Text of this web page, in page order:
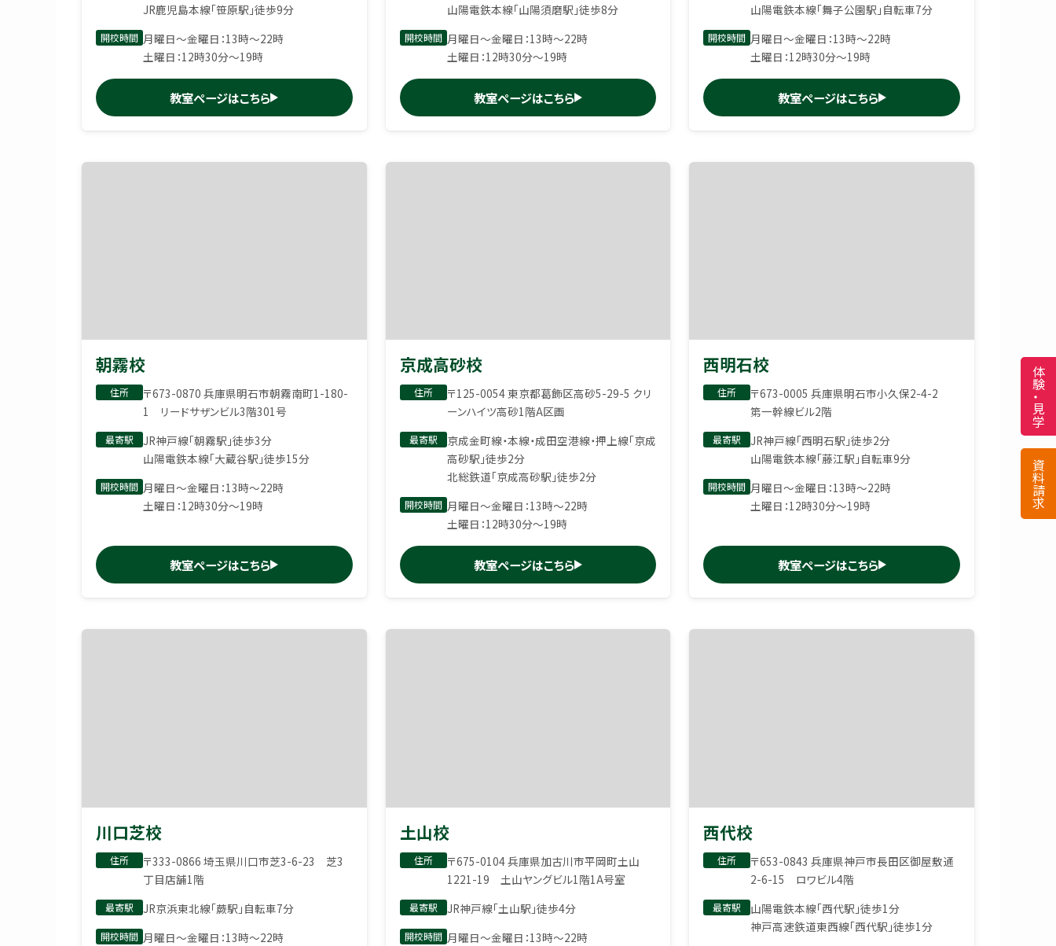
JR鹿児島本線「笹原駅」徒歩9分
開校時間 月曜日〜金曜日：13時〜22時
土曜日：12時30分〜19時
教室ページはこちら
山陽電鉄本線「山陽須磨駅」徒歩8分
開校時間 月曜日〜金曜日：13時〜22時
土曜日：12時30分〜19時
教室ページはこちら
山陽電鉄本線「舞子公園駅」自転車7分
開校時間 月曜日〜金曜日：13時〜22時
土曜日：12時30分〜19時
教室ページはこちら
朝霧校
住所
〒673-0870 兵庫県明石市朝霧南町1-180-
1 リードサザンビル3階301号
最寄駅
JR神戸線「朝霧駅」徒歩3分
山陽電鉄本線「大蔵谷駅」徒歩15分
開校時間 月曜日〜金曜日：13時〜22時
土曜日：12時30分〜19時
教室ページはこちら
京成高砂校
住所
〒125-0054 東京都葛飾区高砂5-29-5 クリ
ーンハイツ高砂1階A区画
最寄駅
京成金町線・本線・成田空港線・押上線「京成
高砂駅」徒歩2分
北総鉄道「京成高砂駅」徒歩2分
開校時間 月曜日〜金曜日：13時〜22時
土曜日：12時30分〜19時
教室ページはこちら
西明石校
住所
〒673-0005 兵庫県明石市小久保2-4-2
第一幹線ビル2階
最寄駅
JR神戸線「西明石駅」徒歩2分
山陽電鉄本線「藤江駅」自転車9分
開校時間 月曜日〜金曜日：13時〜22時
土曜日：12時30分〜19時
教室ページはこちら
川口芝校
住所
〒333-0866 埼玉県川口市芝3-6-23 芝3
丁目店舗1階
最寄駅 JR京浜東北線「蕨駅」自転車7分
開校時間 月曜日〜金曜日：13時〜22時
土山校
住所
〒675-0104 兵庫県加古川市平岡町土山
1221-19 土山ヤングビル1階1A号室
最寄駅 JR神戸線「土山駅」徒歩4分
開校時間 月曜日〜金曜日：13時〜22時
西代校
住所
〒653-0843 兵庫県神戸市長田区御屋敷通
2-6-15 ロワビル4階
最寄駅
山陽電鉄本線「西代駅」徒歩1分
神戸高速鉄道東西線「西代駅」徒歩1分